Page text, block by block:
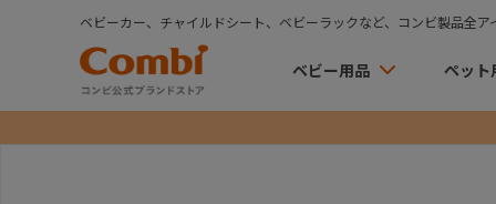
ベビーカー、チャイルドシート、ベビーラックなど、コンビ製品全ア
ベビー用品 ペット